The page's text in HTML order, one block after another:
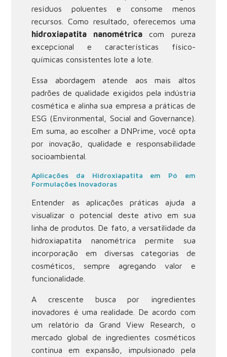
resíduos poluentes e consome menos
recursos. Como resultado, oferecemos uma
hidroxiapatita nanométricacom pureza
excepcional e características físico-
químicas consistentes lote a lote.
Essa abordagem atende aos mais altos
padrões de qualidade exigidos pela indústria
cosmética e alinha sua empresa a práticas de
ESG (Environmental, Social and Governance).
Em suma, ao escolher a DNPrime, você opta
por inovação, qualidade e responsabilidade
socioambiental.
Aplicações da Hidroxiapatita em Pó em
Formulações Inovadoras
Entender as aplicações práticas ajuda a
visualizar o potencial deste ativo em sua
linha de produtos. De fato, a versatilidade da
hidroxiapatita nanométrica permite sua
incorporação em diversas categorias de
cosméticos, sempre agregando valor e
funcionalidade.
A crescente busca por ingredientes
inovadores é uma realidade. De acordo com
um relatório da Grand View Research, o
mercado global de ingredientes cosméticos
continua em expansão, impulsionado pela